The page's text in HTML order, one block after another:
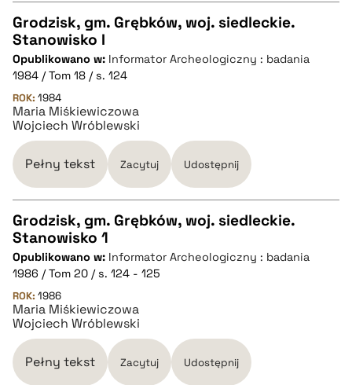
CZYSTY TEKST
pobierz cytat
BIBTEX
pobierz cytat
Grodzisk, gm. Grębków, woj. siedleckie.
Stanowisko I
Opublikowano w: Informator Archeologiczny : badania
1984 / Tom 18 / s. 124
ROK: 1984
Maria Miśkiewiczowa
Wojciech Wróblewski
Pełny tekst Zacytuj Udostępnij
CZYSTY TEKST
pobierz cytat
BIBTEX
Grodzisk, gm. Grębków, woj. siedleckie.
Stanowisko 1
Opublikowano w: Informator Archeologiczny : badania
1986 / Tom 20 / s. 124 - 125
ROK: 1986
Maria Miśkiewiczowa
Wojciech Wróblewski
Pełny tekst Zacytuj Udostępnij